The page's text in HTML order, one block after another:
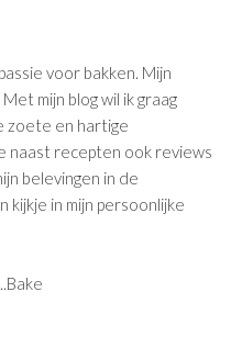
voor bakken. Mijn
mijn blog wil ik graag
zoete en hartige
naast recepten ook reviews
belevingen in de
kijkje in mijn persoonlijke